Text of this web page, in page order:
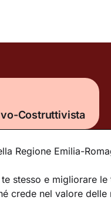
Costruttivista
Regione Emilia-
stesso e migliorare le
crede nel valore